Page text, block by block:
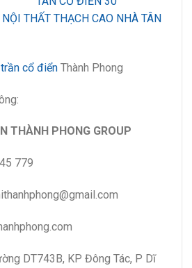
cổ điển Thành Phong
THÀNH PHONG GROUP
779
DT743B, KP Đông Tác, P Dĩ